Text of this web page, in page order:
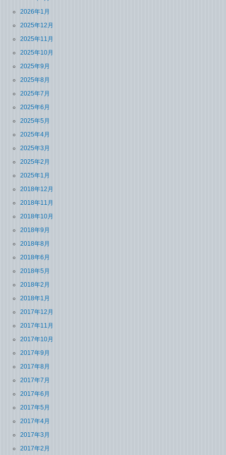
2026年1月
2025年12月
2025年11月
2025年10月
2025年9月
2025年8月
2025年7月
2025年6月
2025年5月
2025年4月
2025年3月
2025年2月
2025年1月
2018年12月
2018年11月
2018年10月
2018年9月
2018年8月
2018年6月
2018年5月
2018年2月
2018年1月
2017年12月
2017年11月
2017年10月
2017年9月
2017年8月
2017年7月
2017年6月
2017年5月
2017年4月
2017年3月
2017年2月